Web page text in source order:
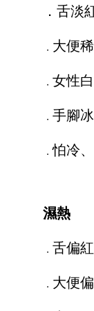
．舌淡
． 大便
． 女性
． 手腳
．怕冷
濕熱
． 舌偏
． 大便